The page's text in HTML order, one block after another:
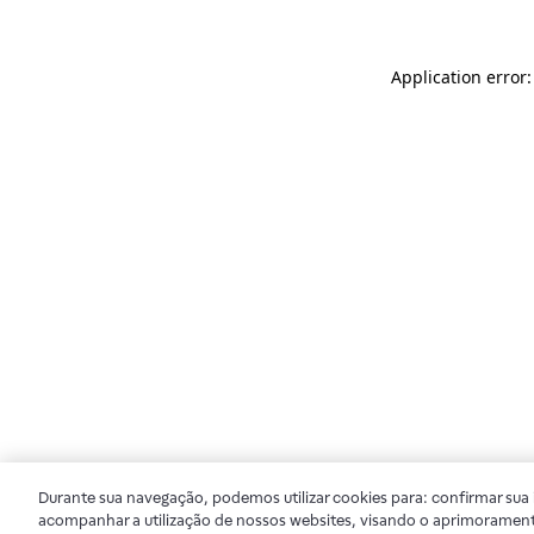
Application
Durante sua navegação, podemos utilizar cookies para: confirmar
acompanhar a utilização de nossos websites, visando o